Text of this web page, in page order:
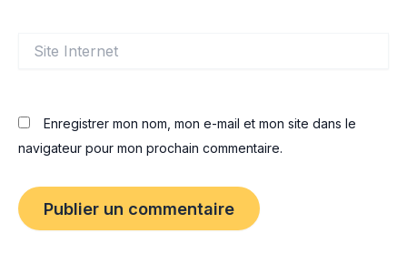
Internet
Enregistrer mon nom, mon e-mail et mon site dans le
navigateur pour mon prochain commentaire.